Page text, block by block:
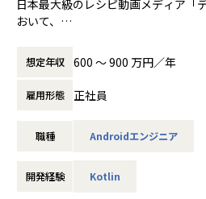
軸に影響範囲を広げていくことがで
■配属部署 - プロダクト部
の実現に向けて、
事業の持続的な成長にコミットする
・プロダクト開発：新規サービスを
株式会社Linc’wellは、「テクノロジ
い、
ら踏み込んで実装することですべて
の提供することを目指しています。
クDX支援サービス」「ヘルスケア
き、あるべき姿の具体化や経営層と
役割を担います。
ソリューション創出への貢献: コンサ
トを磨き込み、更なる提供価値向上
すことが可能です。
キャリアパス: まだ発展途上の組織で
日本最大級のレシピ動画メディア「
おいて、
幅広く担当いただきます。
現在、さらなる事業成長を見据え、
あり方を再定義するという重要な技
大規模かつ高トラフィックな環境に
OSやデバイスの特性を最大限に活
想定年収 600 〜 900 万円／年
雇用形態 正社員
職種 Androidエンジニア
開発経験 Kotlin